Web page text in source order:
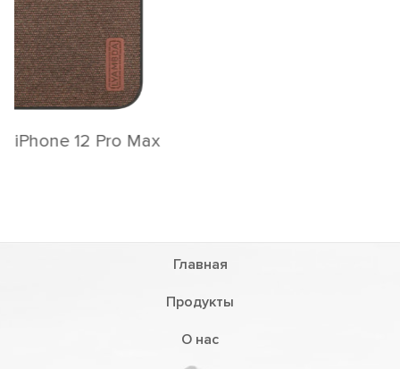
Главная
Продукты
О нас